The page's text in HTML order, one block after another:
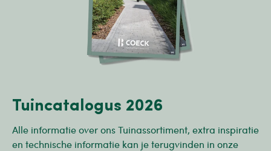
Tuincatalogus 2026
Alle informatie over ons Tuinassortiment, extra inspiratie
en technische informatie kan je terugvinden in onze